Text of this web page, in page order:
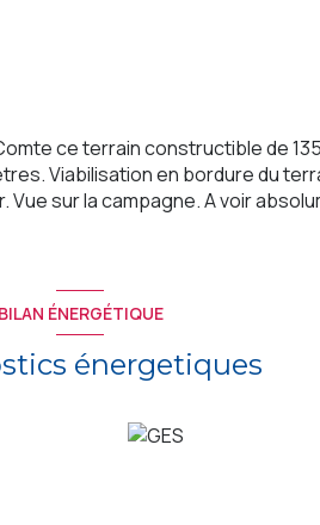
ce terrain constructible de
Viabilisation en bordure du
sur la campagne. A voir
BILAN ÉNERGÉTIQUE
énergetiques